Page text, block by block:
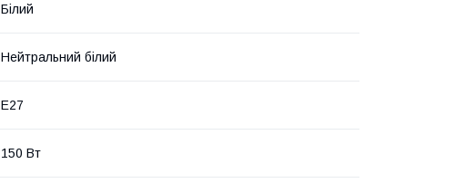
Білий
Нейтральний білий
E27
150 Вт